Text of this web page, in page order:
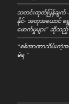
သတင်းထုတ်ပြန်ချက်
နိုင်- အတုအယောင် ရွေ
ဖောက်မှုများ” ဆိုသ
“စစ်အာဏာသိမ်းတဲ့အ
ခံရ “